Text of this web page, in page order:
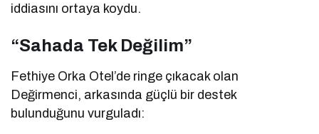
iddiasını ortaya koydu.
“Sahada Tek Değilim”
Fethiye Orka Otel’de ringe çıkacak olan
Değirmenci, arkasında güçlü bir destek
bulunduğunu vurguladı: